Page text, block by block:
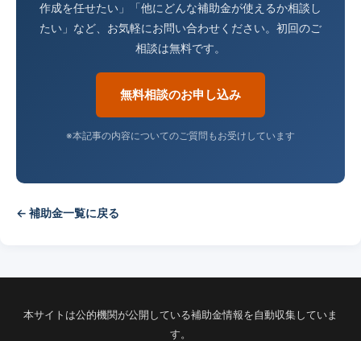
作成を任せたい」「他にどんな補助金が使えるか相談し
たい」など、お気軽にお問い合わせください。初回のご
相談は無料です。
無料相談のお申し込み
※本記事の内容についてのご質問もお受けしています
← 補助金一覧に戻る
本サイトは公的機関が公開している補助金情報を自動収集していま
す。